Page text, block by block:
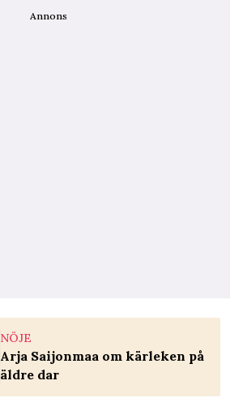
Annons
NÖJE
Arja Saijonmaa om kärleken på
äldre dar